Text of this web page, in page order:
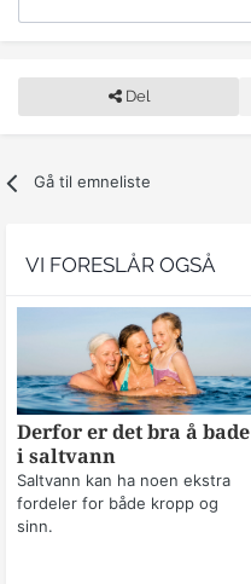
Del
Gå til emneliste
VI FORESLÅR OGSÅ
Derfor er det bra å bade
i saltvann
Saltvann kan ha noen ekstra
fordeler for både kropp og
sinn.